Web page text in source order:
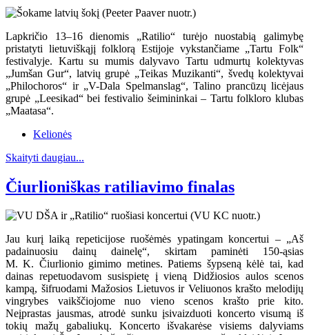
Lapkričio 13–16 dienomis „Ratilio“ turėjo nuostabią galimybę
pristatyti lietuviškąjį folklorą Estijoje vykstančiame „Tartu Folk“
festivalyje. Kartu su mumis dalyvavo Tartu udmurtų kolektyvas
„Jumšan Gur“, latvių grupė „Teikas Muzikanti“, švedų kolektyvai
„Philochoros“ ir „V-Dala Spelmanslag“, Talino prancūzų licėjaus
grupė „Leesikad“ bei festivalio šeimininkai – Tartu folkloro klubas
„Maatasa“.
Kelionės
Skaityti daugiau...
Čiurlioniškas ratiliavimo finalas
Jau kurį laiką repeticijose ruošėmės ypatingam koncertui – „Aš
padainuosiu dainų dainelę“, skirtam paminėti 150-ąsias
M. K. Čiurlionio gimimo metines. Patiems šypseną kėlė tai, kad
dainas repetuodavom susispietę į vieną Didžiosios aulos scenos
kampą, šifruodami Mažosios Lietuvos ir Veliuonos krašto melodijų
vingrybes vaikščiojome nuo vieno scenos krašto prie kito.
Neįprastas jausmas, atrodė sunku įsivaizduoti koncerto visumą iš
tokių mažų gabaliukų. Koncerto išvakarėse visiems dalyviams